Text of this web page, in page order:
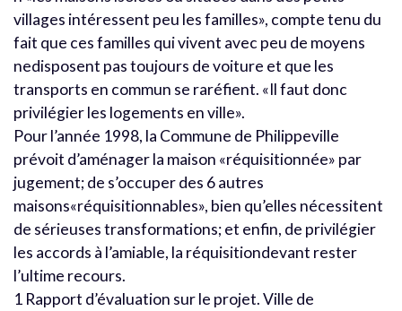
villages intéressent peu les familles», compte tenu du
fait que ces familles qui vivent avec peu de moyens
nedisposent pas toujours de voiture et que les
transports en commun se raréfient. «Il faut donc
privilégier les logements en ville».
Pour l’année 1998, la Commune de Philippeville
prévoit d’aménager la maison «réquisitionnée» par
jugement; de s’occuper des 6 autres
maisons«réquisitionnables», bien qu’elles nécessitent
de sérieuses transformations; et enfin, de privilégier
les accords à l’amiable, la réquisitiondevant rester
l’ultime recours.
1 Rapport d’évaluation sur le projet. Ville de